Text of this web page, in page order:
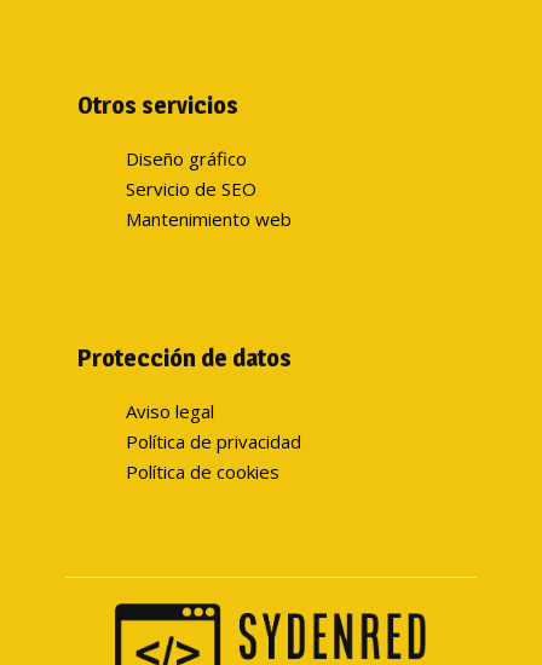
Otros servicios
Diseño gráfico
Servicio de SEO
Mantenimiento web
Protección de datos
Aviso legal
Política de privacidad
Política de cookies